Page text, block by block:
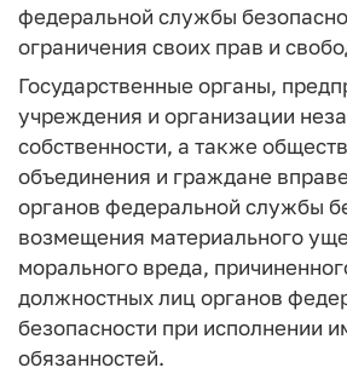
федеральной службы
ограничения своих прав и
Государственные органы,
учреждения и организации
собственности, а также
объединения и граждане
органов федеральной службы
возмещения материального
морального вреда,
должностных лиц органов
безопасности при исполнении
обязанностей.